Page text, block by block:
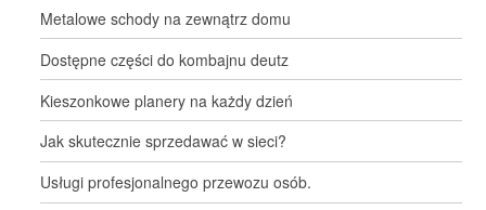
Metalowe schody na zewnątrz domu
Dostępne części do kombajnu deutz
Kieszonkowe planery na każdy dzień
Jak skutecznie sprzedawać w sieci?
Usługi profesjonalnego przewozu osób.